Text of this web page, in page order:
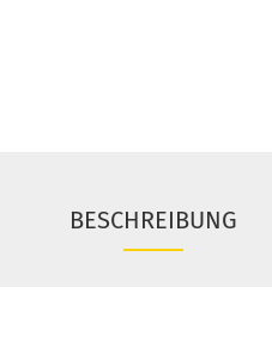
BESCHREIBUNG